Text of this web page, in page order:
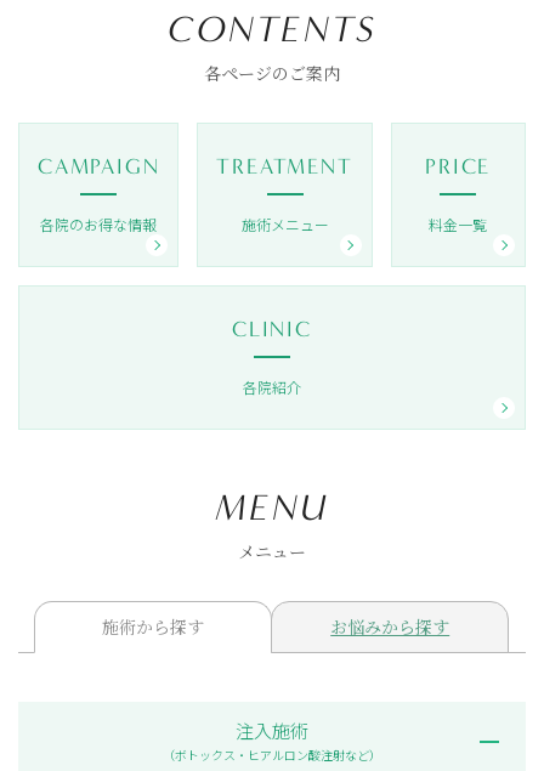
各ページのご案内
各院のお得な情報 施術メニュー 料金一覧
各院紹介
メニュー
施術から探す お悩みから探す
注入施術
（ボトックス・ヒアルロン酸注射など）